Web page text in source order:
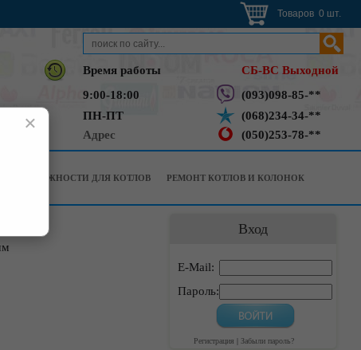
Товаров 0 шт.
Время работы
СБ-ВС Выходной
9:00-18:00
(093)098-85-**
ПН-ПТ
(068)234-34-**
Адрес
(050)253-78-**
ПРИНАДЛЕЖНОСТИ ДЛЯ КОТЛОВ РЕМОНТ КОТЛОВ И КОЛОНОК
Вход
E-Mail:
Пароль:
Регистрация Забыли пароль?
×